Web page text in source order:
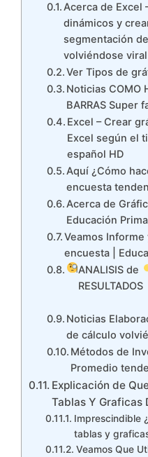
Acerca de Excel
dinámicos y
segmentación
volviéndose viral
Ver Tipos de
Noticias COMO
BARRAS Super
Excel – Crear
Excel según el
español HD
Aquí ¿Cómo
encuesta
Acerca de
Educación
Veamos
encuesta |
ANALISIS de
RESULTADOS
Noticias
de cálculo
Métodos de
Promedio
Explicación de
Tablas Y Graficas
Imprescindible
tablas y
Veamos Que